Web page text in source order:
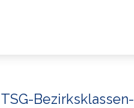
TSG-Bezirksklassen-